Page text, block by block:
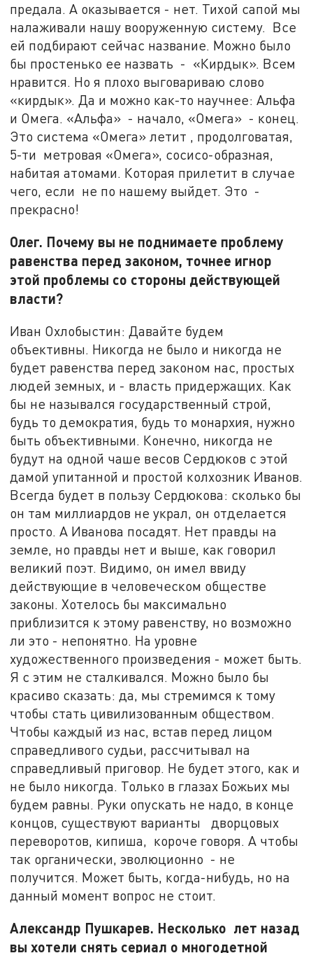
предала. А оказывается - нет. Тихой сапой мы
налаживали нашу вооруженную систему. Все
ей подбирают сейчас название. Можно было
бы простенько ее назвать - «Кирдык». Всем
нравится. Но я плохо выговариваю слово
«кирдык». Да и можно как-то научнее: Альфа
и Омега. «Альфа» - начало, «Омега» - конец.
Это система «Омега» летит , продолговатая,
5-ти метровая «Омега», сосисо-образная,
набитая атомами. Которая прилетит в случае
чего, если не по нашему выйдет. Это -
прекрасно!
Олег. Почему вы не поднимаете проблему
равенства перед законом, точнее игнор
этой проблемы со стороны действующей
власти?
Иван Охлобыстин: Давайте будем
объективны. Никогда не было и никогда не
будет равенства перед законом нас, простых
людей земных, и - власть придержащих. Как
бы не назывался государственный строй,
будь то демократия, будь то монархия, нужно
быть объективными. Конечно, никогда не
будут на одной чаше весов Сердюков с этой
дамой упитанной и простой колхозник Иванов.
Всегда будет в пользу Сердюкова: сколько бы
он там миллиардов не украл, он отделается
просто. А Иванова посадят. Нет правды на
земле, но правды нет и выше, как говорил
великий поэт. Видимо, он имел ввиду
действующие в человеческом обществе
законы. Хотелось бы максимально
приблизится к этому равенству, но возможно
ли это - непонятно. На уровне
художественного произведения - может быть.
Я с этим не сталкивался. Можно было бы
красиво сказать: да, мы стремимся к тому
чтобы стать цивилизованным обществом.
Чтобы каждый из нас, встав перед лицом
справедливого судьи, рассчитывал на
справедливый приговор. Не будет этого, как и
не было никогда. Только в глазах Божьих мы
будем равны. Руки опускать не надо, в конце
концов, существуют варианты дворцовых
переворотов, кипиша, короче говоря. А чтобы
так органически, эволюционно - не
получится. Может быть, когда-нибудь, но на
данный момент вопрос не стоит.
Александр Пушкарев. Несколько лет назад
вы хотели снять сериал о многодетной